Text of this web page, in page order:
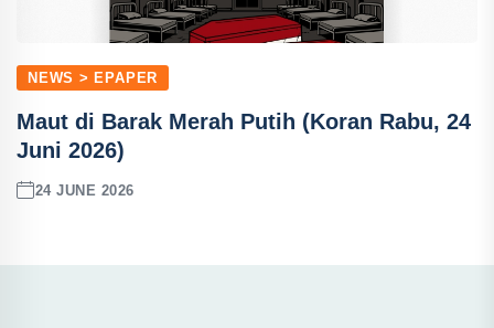
NEWS > EPAPER
Maut di Barak Merah Putih (Koran Rabu, 24
Juni 2026)
24 JUNE 2026